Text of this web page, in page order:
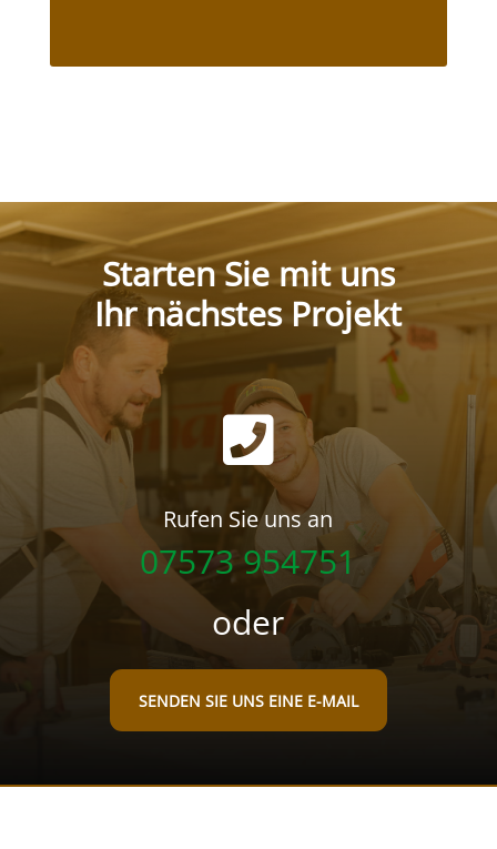
Starten Sie mit uns
Ihr nächstes Projekt

Rufen Sie uns an
07573 954751
oder
SENDEN SIE UNS EINE E-MAIL